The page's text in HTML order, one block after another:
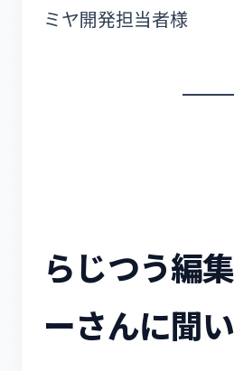
ミヤ開発担当者様
らじつう編
ーさんに聞